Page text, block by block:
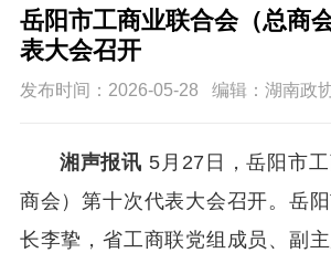
岳阳市工商业联合会（总商
表大会召开
发布时间：2026-05-28 编辑：湖南政
湘声报讯 5月27日，岳阳市
商会）第十次代表大会召开。岳
长李挚，省工商联党组成员、副